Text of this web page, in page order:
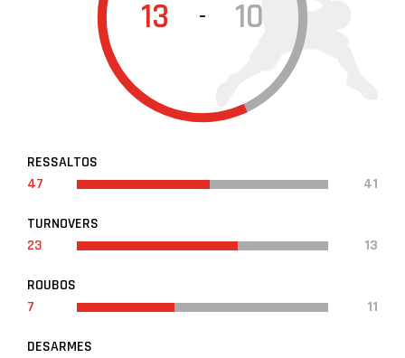
13 - 10
RESSALTOS
47
41
TURNOVERS
23
13
ROUBOS
7
11
DESARMES